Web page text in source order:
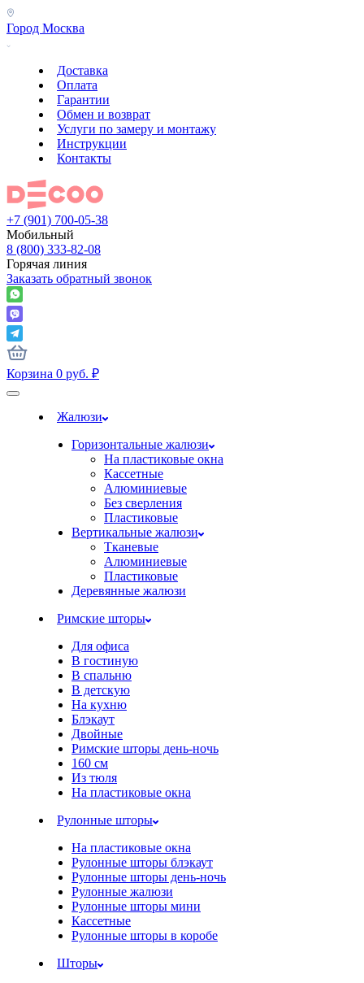
Город Москва
Доставка
Оплата
Гарантии
Обмен и возврат
Услуги по замеру и монтажу
Инструкции
Контакты
+7 (901) 700-05-38
Мобильный
8 (800) 333-82-08
Горячая линия
Заказать обратный звонок
Корзина 0 руб. ₽
Жалюзи
Горизонтальные жалюзи
На пластиковые окна
Кассетные
Алюминиевые
Без сверления
Пластиковые
Вертикальные жалюзи
Тканевые
Алюминиевые
Пластиковые
Деревянные жалюзи
Римские шторы
Для офиса
В гостиную
В спальню
В детскую
На кухню
Блэкаут
Двойные
Римские шторы день-ночь
160 см
Из тюля
На пластиковые окна
Рулонные шторы
На пластиковые окна
Рулонные шторы блэкаут
Рулонные шторы день-ночь
Рулонные жалюзи
Рулонные шторы мини
Кассетные
Рулонные шторы в коробе
Шторы